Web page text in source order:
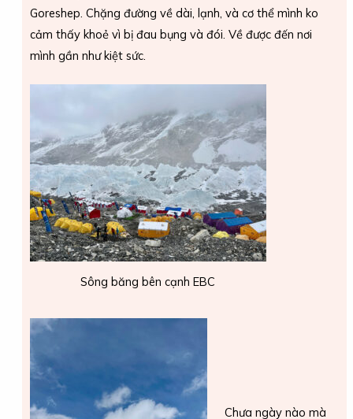
Goreshep. Chặng đường về dài, lạnh, và cơ thể mình ko
cảm thấy khoẻ vì bị đau bụng và đói. Về được đến nơi
mình gần như kiệt sức.
Sông băng bên cạnh EBC
Chưa ngày nào mà